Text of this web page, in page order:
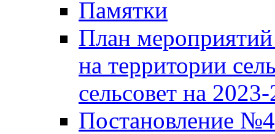
Памятки
План
на территории
сельсовет на
Постановление